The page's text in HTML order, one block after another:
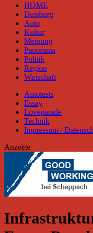
HOME
Duisburg
Auto
Kultur
Meinung
Panorama
Politik
Region
Wirtschaft
Autotests
Essay
Loveparade
Technik
Impressum /
Anzeige